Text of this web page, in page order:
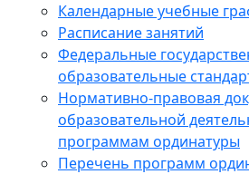
Календарные учебные
Расписание занятий
Федеральные
образовательные
Нормативно-правовая
образовательной
программам ординатуры
Перечень программ